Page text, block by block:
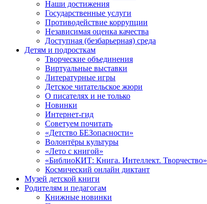
Наши достижения
Государственные услуги
Противодействие коррупции
Независимая оценка качества
Доступная (безбарьерная) среда
Детям и подросткам
Творческие объединения
Виртуальные выставки
Литературные игры
Детское читательское жюри
О писателях и не только
Новинки
Интернет-гид
Советуем почитать
«Детство БЕЗопасности»
Волонтёры культуры
«Лето с книгой»
«БиблиоКИТ: Книга. Интеллект. Творчество»
Космический онлайн диктант
Музей детской книги
Родителям и педагогам
Книжные новинки